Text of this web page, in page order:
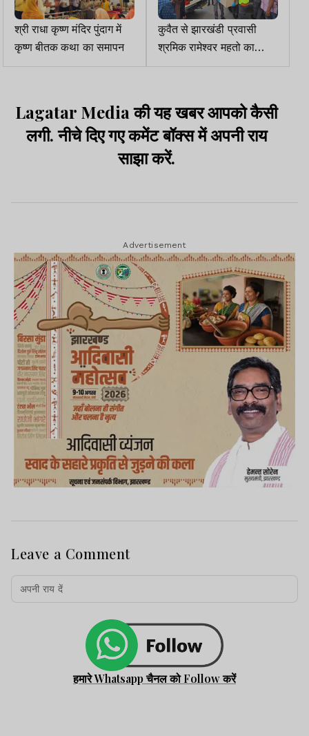
श्री राधा कृष्ण मंदिर पुंदाग में
कृष्ण बीतक कथा का समापन
कुवैत से झारखंडी प्रवासी
श्रमिक रामेश्वर महतो का
पार्थिव शरीर रांची पहुंचा
Lagatar Media की यह खबर आपको कैसी
लगी. नीचे दिए गए कमेंट बॉक्स में अपनी राय
साझा करें.
Advertisement
Leave a Comment
हमारे Whatsapp चैनल को Follow करें